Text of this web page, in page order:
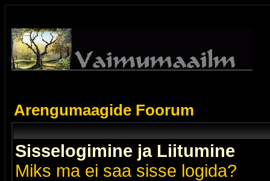
Arengumaagide Foorum
Sisselogimine ja Liitumine
Miks ma ei saa sisse logida?